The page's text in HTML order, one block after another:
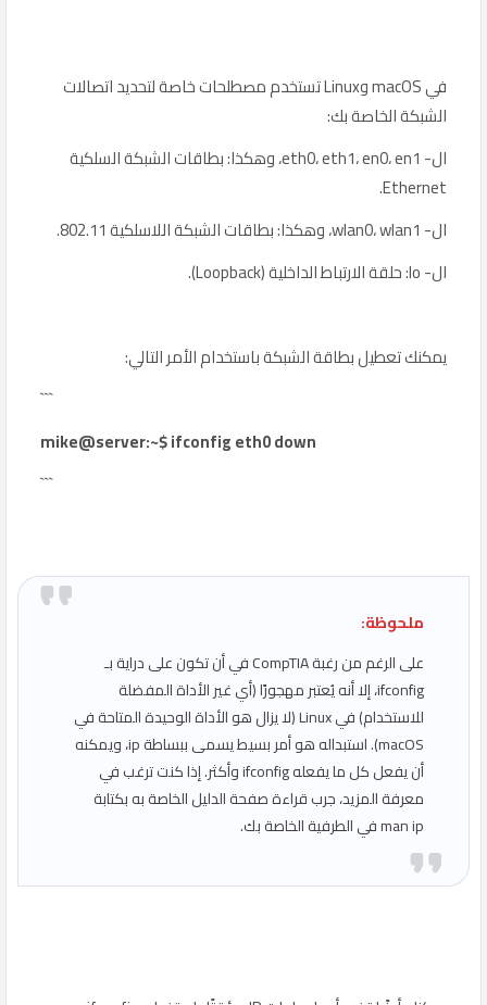
في macOS وLinux تستخدم مصطلحات خاصة لتحديد اتصالات
الشبكة الخاصة بك:
ال- eth0، eth1، en0، en1، وهكذا: بطاقات الشبكة السلكية
Ethernet.
ال- wlan0، wlan1، وهكذا: بطاقات الشبكة اللاسلكية 802.11.
ال- lo: حلقة الارتباط الداخلية (Loopback).
يمكنك تعطيل بطاقة الشبكة باستخدام الأمر التالي:
```
mike@server:~$ ifconfig eth0 down
```
ملحوظة:
على الرغم من رغبة CompTIA في أن تكون على دراية بـ
ifconfig، إلا أنه يُعتبر مهجورًا (أي غير الأداة المفضلة
للاستخدام) في Linux (لا يزال هو الأداة الوحيدة المتاحة في
macOS). استبداله هو أمر بسيط يسمى ببساطة ip، ويمكنه
أن يفعل كل ما يفعله ifconfig وأكثر. إذا كنت ترغب في
معرفة المزيد، جرب قراءة صفحة الدليل الخاصة به بكتابة
man ip في الطرفية الخاصة بك.